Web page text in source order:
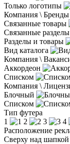
Только логотипы
Компания \ Бренды
Связанные товары
Связанные разделы
Разделы и товары
Вид каталога
Компания \
Аккордеон
Списком
Компания \
Блочный
Списком
Тип футера
1
2 3 4
Расположение
Сверху над шапкой